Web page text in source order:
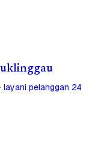
pelanggan 24